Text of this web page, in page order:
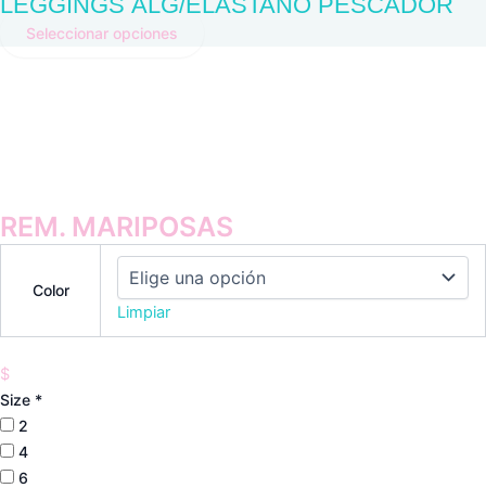
Seleccionar opciones
REM. MARIPOSAS
Color
Limpiar
$
Size *
2
4
6